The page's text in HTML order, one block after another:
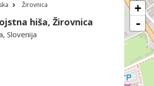
Žirovnica
hiša, Žirovnica
Slovenija
+
-